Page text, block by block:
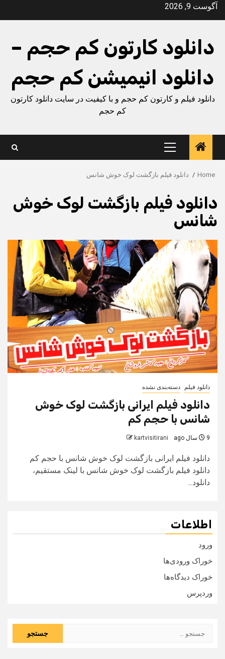
Skipآگوست 9, 2026
دانلود کارتون کم حجم –
دانلود انیمیشن کم حجم
دانلود فیلم و کارتون کم حجم و با کیفیت در سایت دانلود کارتون
کم حجم
Primary
Menu
Home دانلود فیلم بازگشت لوک خوش شانس
دانلود فیلم بازگشت لوک خوش
شانس
دانلود فیلم دسته‌بندی نشده
دانلود فیلم ایرانی بازگشت لوک خوش
شانس با حجم کم
9 سال ago kartvisitirani
دانلود فیلم ایرانی بازگشت لوک خوش شانس با حجم کم
دانلود فیلم بازگشت لوک خوش شانس با لینک مستقیم،
دانلود...
اطلاعات
ورود
خوراک ورودی‌ها
خوراک دیدگاه‌ها
وردپرس